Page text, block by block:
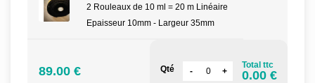
2 Rouleaux de 10 ml = 20 m Linéaire
Epaisseur 10mm - Largeur 35mm
89.00 € Qté Total ttc
0.00 €